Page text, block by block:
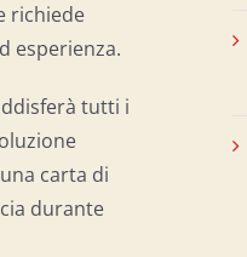
richiede
esperienza.
tutti i
carta di
durante